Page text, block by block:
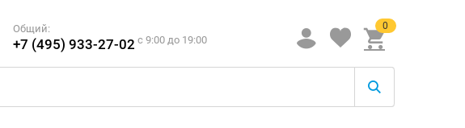
Общий:
+7 (495) 933-27-02 c 9:00 до 19:00
0